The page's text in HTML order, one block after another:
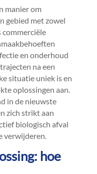
manier om
gebied met zowel
commerciële
en onderhoud
na een
situatie uniek is en
oplossingen aan.​
in de nieuwste
zich strikt aan
biologisch afval
verwijderen.​
hoe